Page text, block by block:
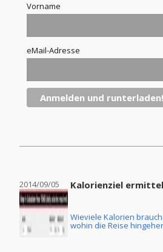
Vorname
eMail-Adresse
2014/09/05 Kalorienziel
Wieviele Kalorien
wohin die Reise
Körperfettreduzierung
Du ebenfalls die